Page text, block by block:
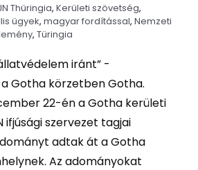
Thüringia, Kerületi szövetség,
ügyek, magyar fordítással, Nemzeti
, Türingia
iránt” -
Gotha körzetben Gotha.
22-én a Gotha kerületi
ifjúsági szervezet tagjai
adtak át a Gotha
Az adományokat